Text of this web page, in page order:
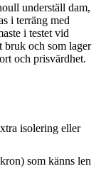
underställ dam,
i terräng med
i testet vid
bruk och som lager
och prisvärdhet.
isolering eller
som känns len